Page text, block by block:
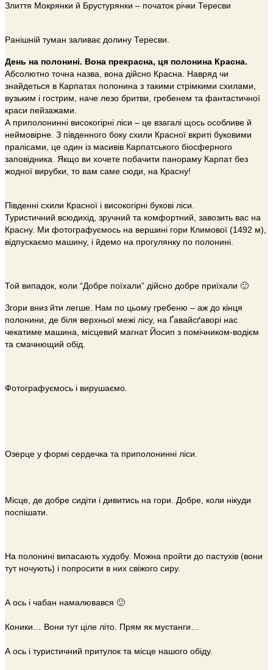
Злиття Мокрянки й Брустурянки – початок річки Тересви
Ранішній туман заливає долину Тересви.
День на полонині. Вона прекрасна, ця полонина Красна.
Абсолютно точна назва, вона дійсно Красна. Навряд чи
знайдеться в Карпатах полонина з такими стрімкими схилами,
вузьким і гострим, наче лезо бритви, гребенем та фантастичної
краси пейзажами.
А приполонинні високогірні ліси – це взагалі щось особливе й
неймовірне. З південного боку схили Красної вкриті буковими
пралісами, це один із масивів Карпатського біосферного
заповідника. Якщо ви хочете побачити панораму Карпат без
жодної вирубки, то вам саме сюди, на Красну!
Південні схили Красної і високогірні букові ліси.
Туристичний всюдихід, зручний та комфортний, завозить вас на
Красну. Ми фотографуємось на вершині гори Климової (1492 м),
відпускаємо машину, і йдемо на прогулянку по полонині.
Той випадок, коли “Добре поїхали” дійсно добре приїхали 🙂
Згори вниз йти легше. Нам по цьому гребеню – аж до кінця
полонини, де біля верхньої межі лісу, на Ґавайсґаворі нас
чекатиме машина, місцевий магнат Йосип з помічником-водієм
та смачнющий обід.
Фотографуємось і вирушаємо.
Озерце у формі сердечка та приполонинні ліси.
Місце, де добре сидіти і дивитись на гори. Добре, коли нікуди
поспішати.
На полонині випасають худобу. Можна пройти до пастухів (вони
тут ночують) і попросити в них свіжого сиру.
А ось і чабан намалювався 🙂
Коники… Вони тут ціле літо. Прям як мустанги…
А ось і туристичний притулок та місце нашого обіду.